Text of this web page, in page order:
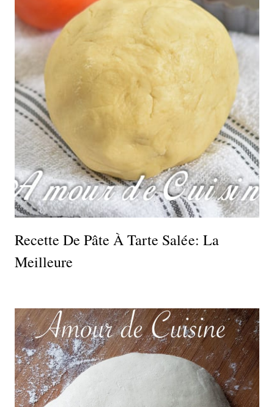
Recette De Pâte À Tarte Salée: La
Meilleure